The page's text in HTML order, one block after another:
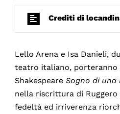
Crediti di
Lello Arena e Isa Danieli,
teatro italiano, porteranno
Shakespeare Sogno di una
nella riscrittura di
fedeltà ed irriverenza